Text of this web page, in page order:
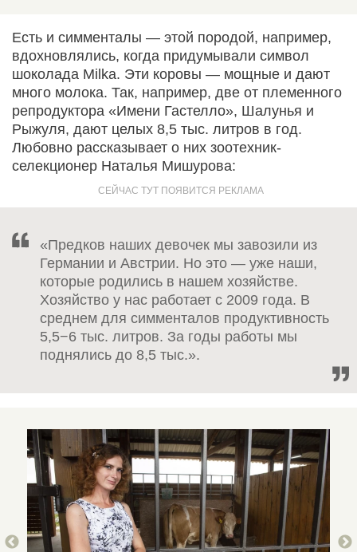
Есть и симменталы — этой породой, например,
вдохновлялись, когда придумывали символ
шоколада Milka. Эти коровы — мощные и дают
много молока. Так, например, две от племенного
репродуктора «Имени Гастелло», Шалунья и
Рыжуля, дают целых 8,5 тыс. литров в год.
Любовно рассказывает о них зоотехник-
селекционер Наталья Мишурова:
«Предков наших девочек мы завозили из
Германии и Австрии. Но это — уже наши,
которые родились в нашем хозяйстве.
Хозяйство у нас работает с 2009 года. В
среднем для симменталов продуктивность
5,5−6 тыс. литров. За годы работы мы
поднялись до 8,5 тыс.».